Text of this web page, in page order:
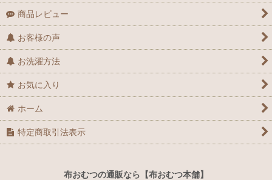
商品レビュー
お客様の声
お洗濯方法
お気に入り
ホーム
特定商取引法表示
布おむつの通販なら【布おむつ本舗】